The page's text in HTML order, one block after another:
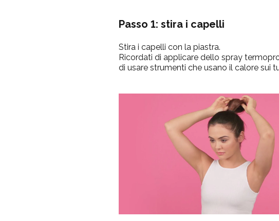
Passo 1: stira i capelli
Stira i capelli con la piastra.
Ricordati di applicare dello spray
di usare strumenti che usano il calore sui